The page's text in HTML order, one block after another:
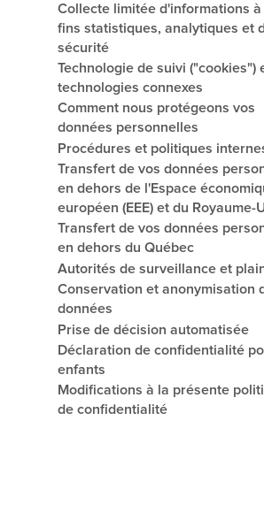
Collecte limitée d'informations à
fins statistiques, analytiques et
sécurité
Technologie de suivi ("cookies")
technologies connexes
Comment nous protégeons vos
données personnelles
Procédures et politiques
Transfert de vos données
en dehors de l'Espace
européen (EEE) et du Royaume-
Transfert de vos données
en dehors du Québec
Autorités de surveillance et
Conservation et anonymisation
données
Prise de décision automatisée
Déclaration de confidentialité
enfants
Modifications à la présente
de confidentialité